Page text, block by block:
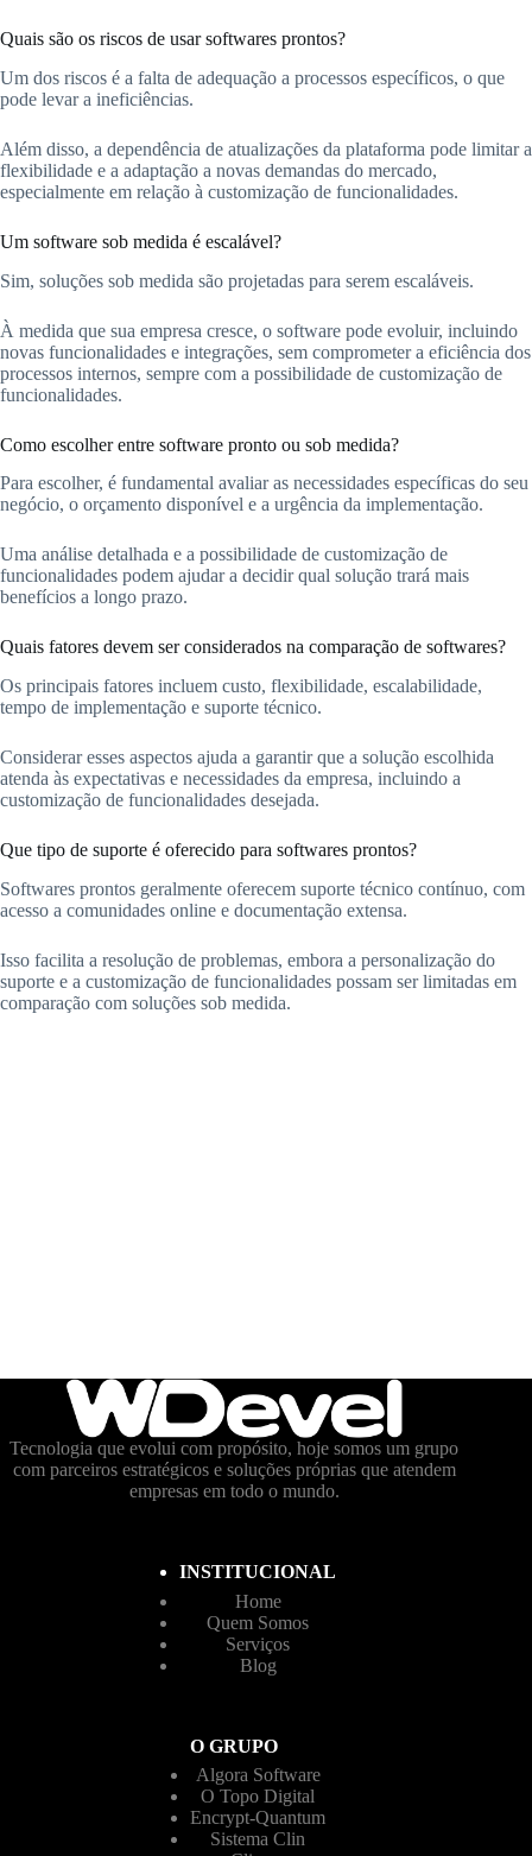
Quais são os riscos de usar softwares prontos?
Um dos riscos é a falta de adequação a processos específicos, o que
pode levar a ineficiências.
Além disso, a dependência de atualizações da plataforma pode limitar a
flexibilidade e a adaptação a novas demandas do mercado,
especialmente em relação à customização de funcionalidades.
Um software sob medida é escalável?
Sim, soluções sob medida são projetadas para serem escaláveis.
À medida que sua empresa cresce, o software pode evoluir, incluindo
novas funcionalidades e integrações, sem comprometer a eficiência dos
processos internos, sempre com a possibilidade de customização de
funcionalidades.
Como escolher entre software pronto ou sob medida?
Para escolher, é fundamental avaliar as necessidades específicas do seu
negócio, o orçamento disponível e a urgência da implementação.
Uma análise detalhada e a possibilidade de customização de
funcionalidades podem ajudar a decidir qual solução trará mais
benefícios a longo prazo.
Quais fatores devem ser considerados na comparação de softwares?
Os principais fatores incluem custo, flexibilidade, escalabilidade,
tempo de implementação e suporte técnico.
Considerar esses aspectos ajuda a garantir que a solução escolhida
atenda às expectativas e necessidades da empresa, incluindo a
customização de funcionalidades desejada.
Que tipo de suporte é oferecido para softwares prontos?
Softwares prontos geralmente oferecem suporte técnico contínuo, com
acesso a comunidades online e documentação extensa.
Isso facilita a resolução de problemas, embora a personalização do
suporte e a customização de funcionalidades possam ser limitadas em
comparação com soluções sob medida.
Tecnologia que evolui com propósito, hoje somos um grupo
com parceiros estratégicos e soluções próprias que atendem
empresas em todo o mundo.
INSTITUCIONAL
Home
Quem Somos
Serviços
Blog
O GRUPO
Algora Software
O Topo Digital
Encrypt-Quantum
Sistema Clin